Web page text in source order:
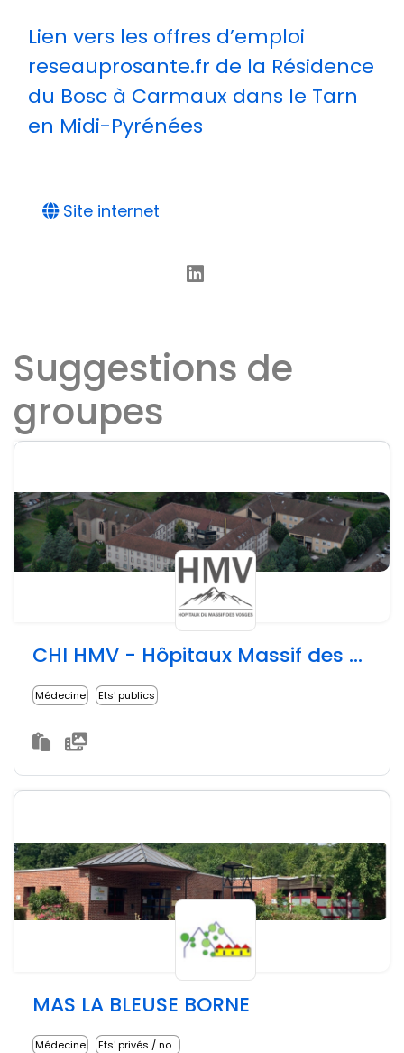
Lien vers les offres d’emploi
reseauprosante.fr de la Résidence
du Bosc à Carmaux dans le Tarn
en Midi-Pyrénées
Site internet
Suggestions de
groupes
CHI HMV - Hôpitaux Massif des Vosges
Médecine Ets' publics
MAS LA BLEUSE BORNE
Médecine Ets' privés / non lucratifs